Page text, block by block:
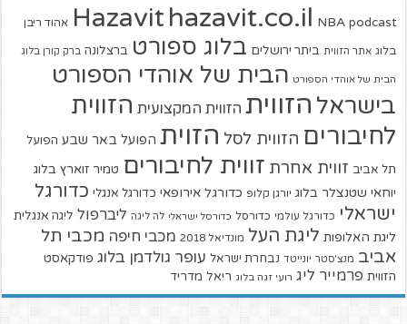
Hazavit hazavit.co.il NBA podcast אהוד ריבן
בלוג אתר הזווית ביתר ירושלים בלוג ספורט ברצלונה ברק קורן בלוג
הבית של אוהדי הספורט הבית של אוהדי הספורט
בישראל הזווית הזווית המקצועית הזווית
לחיבורים הזווית לסל הזוית הפועל באר שבע הפועל
תל אביב זווית אחרת זווית לחיבורים טמיר זוארץ בלוג
יוחאי שטנצלר בלוג יורגן קלופ כדורגל אירופאי כדורגל אנגלי כדורגל
ישראלי כדורגל עולמי כדורסל כדורסל ישראלי לה ליגה ליברפול ליגה אנגלית
ליגת האלופות ליגת העל מונדיאל 2018 מכבי חיפה מכבי תל
אביב מנצ'סטר יונייטד נבחרת ישראל עופר גולדמן בלוג פודקאסט
הזווית פרמייר ליג רועי זגה בלוג ריאל מדריד